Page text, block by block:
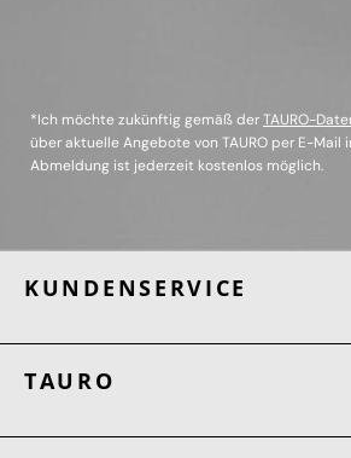
*Ich möchte zukünftig gemäß derTAURO-
über aktuelle Angebote von TAURO per E-Mail
Abmeldung ist jederzeit kostenlos möglich.
KUNDENSERVICE
TAURO